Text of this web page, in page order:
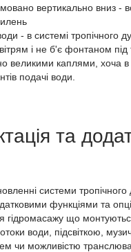
вертикально вниз -
- в системі тропічного
і не б'є фонтаном під
великими каплями, хоча
подачі води.
та
системи
функціями та
що
води, підсвіткою,
чи можливістю